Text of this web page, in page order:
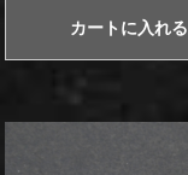
カートに入れる